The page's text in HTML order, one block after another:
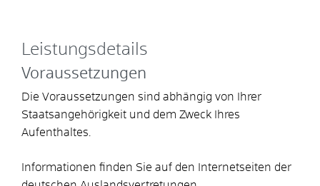
Leistungsdetails
Voraussetzungen
Die Voraussetzungen sind abhängig von Ihrer
Staatsangehörigkeit und dem Zweck Ihres
Aufenthaltes.
Informationen finden Sie auf den Internetseiten der